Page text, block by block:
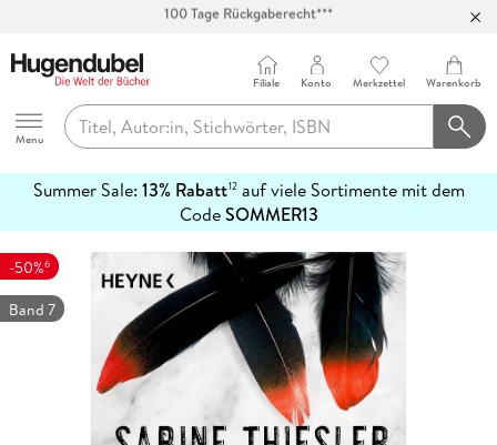
Abholung in über 100 Filialen
Hugendubel
Menu
Filiale Konto Merkzettel Warenkorb
Summer Sale: 13% Rabatt12auf viele Sortimente mit dem
CodeSOMMER13
erfahren
-50%6
Band 7